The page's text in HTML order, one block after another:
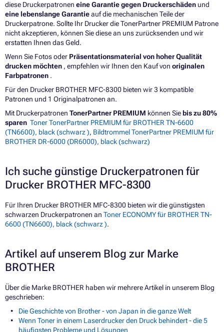
diese Druckerpatronen eine Garantie gegen Druckerschäden und
eine lebenslange Garantieauf die mechanischen Teile der
Druckerpatrone. Sollte Ihr Drucker die TonerPartner PREMIUM Patrone
nicht akzeptieren, können Sie diese an uns zurücksenden und wir
erstatten Ihnen das Geld.
Wenn Sie Fotos oder Präsentationsmaterial von hoher Qualität
drucken möchten , empfehlen wir Ihnen den Kauf von originalen
Farbpatronen .
Für den Drucker BROTHER MFC-8300 bieten wir 3 kompatible
Patronen und 1 Originalpatronen an.
Mit Druckerpatronen TonerPartner PREMIUM können Sie bis zu 80%
sparen Toner TonerPartner PREMIUM für BROTHER TN-6600
(TN6600), black (schwarz ), Bildtrommel TonerPartner PREMIUM für
BROTHER DR-6000 (DR6000), black (schwarz)
Ich suche günstige Druckerpatronen für
Drucker BROTHER MFC-8300
Für Ihren Drucker BROTHER MFC-8300 bieten wir die günstigsten
schwarzen Druckerpatronen an Toner ECONOMY für BROTHER TN-
6600 (TN6600), black (schwarz ).
Artikel auf unserem Blog zur Marke
BROTHER
Über die Marke BROTHER haben wir mehrere Artikel in unserem Blog
geschrieben:
Die Geschichte von Brother - von Japan in die ganze Welt
Wenn Toner in einem Laserdrucker den Druck behindert - die 5
häufigsten Probleme und Lösungen